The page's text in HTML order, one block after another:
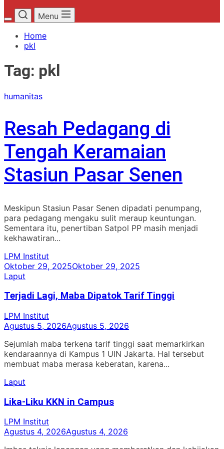
Menu
Home
pkl
Tag: pkl
humanitas
Resah Pedagang di
Tengah Keramaian
Stasiun Pasar Senen
Meskipun Stasiun Pasar Senen dipadati penumpang,
para pedagang mengaku sulit meraup keuntungan.
Sementara itu, penertiban Satpol PP masih menjadi
kekhawatiran...
LPM Institut
Oktober 29, 2025Oktober 29, 2025
Laput
Terjadi Lagi, Maba Dipatok Tarif Tinggi
LPM Institut
Agustus 5, 2026Agustus 5, 2026
Sejumlah maba terkena tarif tinggi saat memarkirkan
kendaraannya di Kampus 1 UIN Jakarta. Hal tersebut
membuat maba merasa keberatan, karena...
Laput
Lika-Liku KKN in Campus
LPM Institut
Agustus 4, 2026Agustus 4, 2026